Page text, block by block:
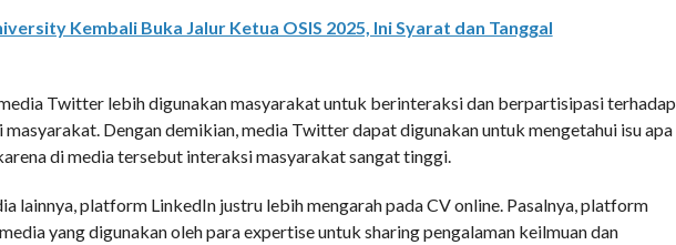
Kembali Buka Jalur Ketua OSIS 2025, Ini Syarat dan Tanggal
Twitter lebih digunakan masyarakat untuk berinteraksi dan berpartisipasi terhadap
masyarakat. Dengan demikian, media Twitter dapat digunakan untuk mengetahui isu apa
di media tersebut interaksi masyarakat sangat tinggi.
lainnya, platform LinkedIn justru lebih mengarah pada CV online. Pasalnya, platform
yang digunakan oleh para expertise untuk sharing pengalaman keilmuan dan